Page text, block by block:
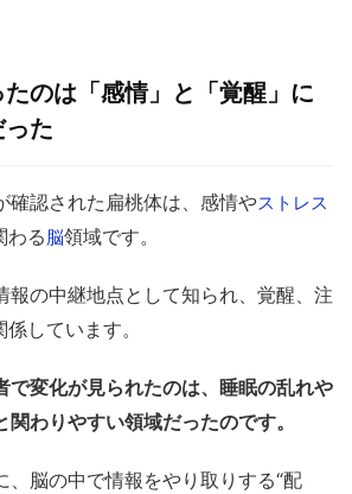
のは「感情」と「覚醒」に
った
確認された扁桃体は、感情やストレス
わる脳領域です。
報の中継地点として知られ、覚醒、注
しています。
で変化が見られたのは、睡眠の乱れや
わりやすい領域だったのです。
、脳の中で情報をやり取りする“配